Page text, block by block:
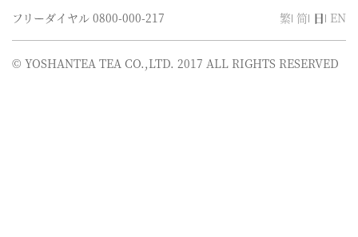
フリーダイヤル 0800-000-217 繁 简 日 EN
© YOSHANTEA TEA CO.,LTD. 2017 ALL RIGHTS RESERVED